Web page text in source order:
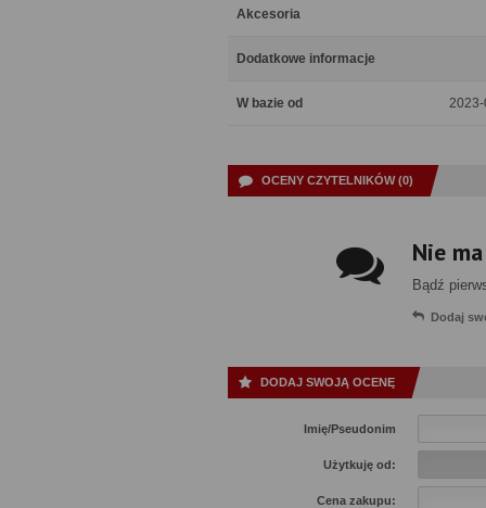
Akcesoria
Dodatkowe informacje
W bazie od
OCENY CZYTELNIKÓW (0)
Nie
Bądź
Dodaj
DODAJ SWOJĄ OCENĘ
Imię/Pseudonim
Użytkuję od:
Cena zakupu: